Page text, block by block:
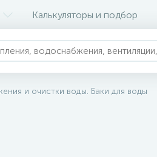
Калькуляторы и подбор
и очистки воды. Баки для воды